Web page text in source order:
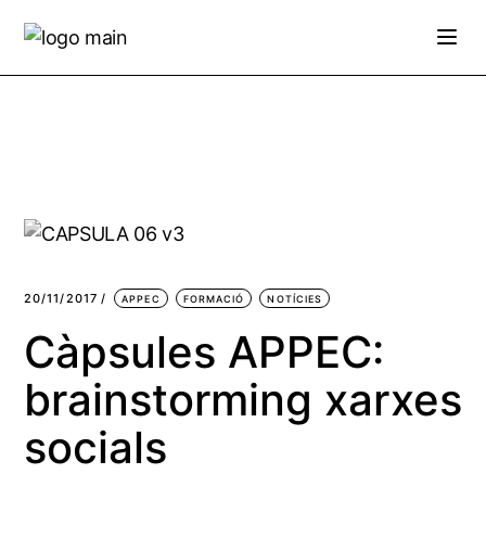
the
20/11/2017 APPEC FORMACIÓ NOTÍCIES
Càpsules APPEC:
brainstorming xarxes
socials